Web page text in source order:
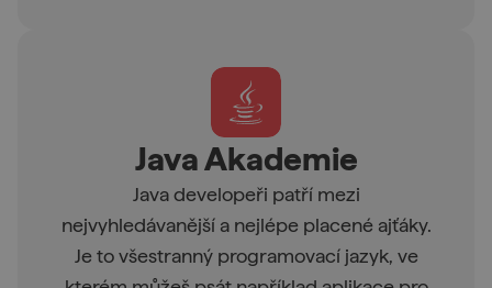
Java Akademie
Java developeři patří mezi
nejvyhledávanější a nejlépe placené ajťáky.
Je to všestranný programovací jazyk, ve